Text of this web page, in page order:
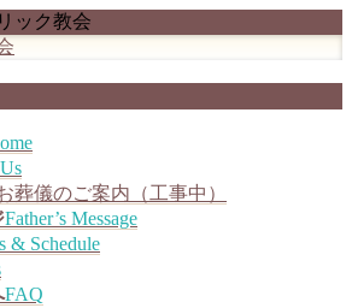
ック教会
葬儀のご案内（工事中）
Father’s Message
& Schedule
FAQ